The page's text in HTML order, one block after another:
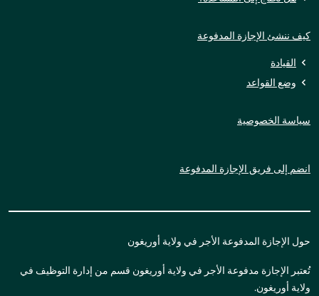
حول الإجازة المدفوعة الأجر في ولاية أوريغون
تُعتبر الإجازة مدفوعة الأجر في ولاية أوريغون قسم من إدارة التوظيف في
ولاية أوريغون.
كيف ننشئ الإجازة المدفوعة
القيادة
وضع القواعد
سياسة الخصوصية
انضم إلى فريق الإجازة المدفوعة